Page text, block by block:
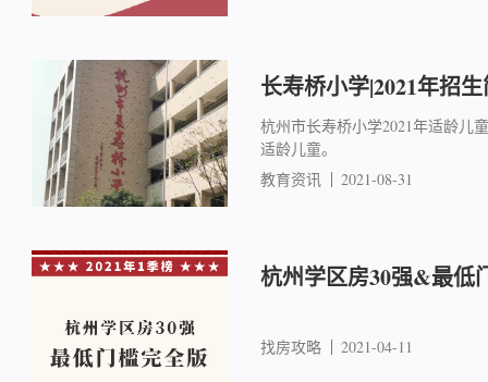
长寿桥小学|2021年招
杭州市长寿桥小学2021年适龄儿
适龄儿童。
教育资讯
2021-08-31
杭州学区房30强&最低
找房攻略 2021-04-11